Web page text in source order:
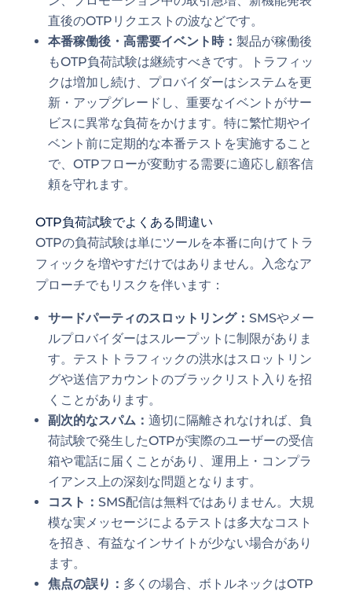
直後のOTPリクエストの波などです。
本番稼働後・高需要イベント時： 製品が稼働後
もOTP負荷試験は継続すべきです。トラフィッ
クは増加し続け、プロバイダーはシステムを更
新・アップグレードし、重要なイベントがサー
ビスに異常な負荷をかけます。特に繁忙期やイ
ベント前に定期的な本番テストを実施すること
で、OTPフローが変動する需要に適応し顧客信
頼を守れます。
OTP負荷試験でよくある間違い
OTPの負荷試験は単にツールを本番に向けてトラ
フィックを増やすだけではありません。入念なア
プローチでもリスクを伴います：
サードパーティのスロットリング： SMSやメー
ルプロバイダーはスループットに制限がありま
す。テストトラフィックの洪水はスロットリン
グや送信アカウントのブラックリスト入りを招
くことがあります。
副次的なスパム： 適切に隔離されなければ、負
荷試験で発生したOTPが実際のユーザーの受信
箱や電話に届くことがあり、運用上・コンプラ
イアンス上の深刻な問題となります。
コスト： SMS配信は無料ではありません。大規
模な実メッセージによるテストは多大なコスト
を招き、有益なインサイトが少ない場合があり
ます。
焦点の誤り： 多くの場合、ボトルネックはOTP